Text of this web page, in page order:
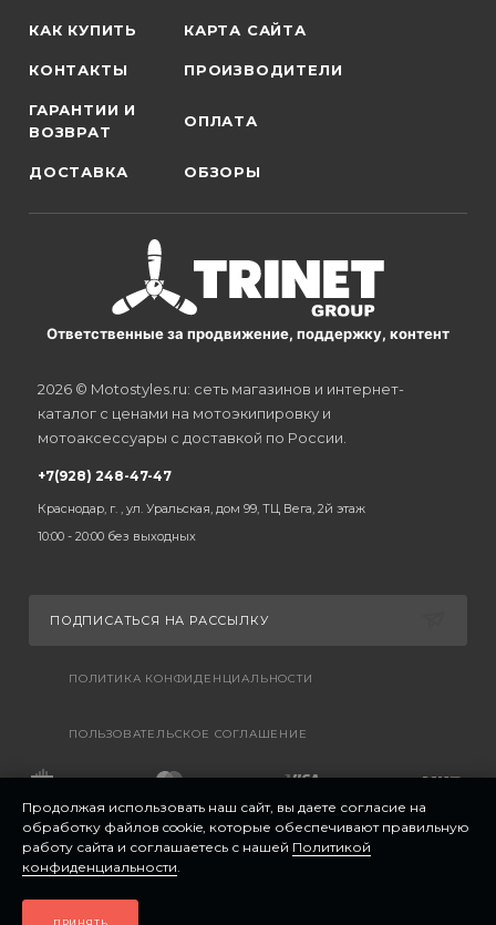
КАК КУПИТЬ КАРТА САЙТА
КОНТАКТЫ ПРОИЗВОДИТЕЛИ
ГАРАНТИИ И
ВОЗВРАТ
ОПЛАТА
ДОСТАВКА ОБЗОРЫ
Ответственные за продвижение, поддержку, контент
2026 © Motostyles.ru: сеть магазинов и интернет-
каталог с ценами на мотоэкипировку и
мотоаксессуары с доставкой по России.
+7(928) 248-47-47
Краснодар, г. , ул. Уральская, дом 99, ТЦ Вега, 2й этаж
10:00 - 20:00 без выходных
ПОДПИСАТЬСЯ НА РАССЫЛКУ
ПОЛИТИКА КОНФИДЕНЦИАЛЬНОСТИ
ПОЛЬЗОВАТЕЛЬСКОЕ СОГЛАШЕНИЕ
Продолжая использовать наш сайт, вы даете согласие на
обработку файлов cookie, которые обеспечивают правильную
работу сайта и соглашаетесь с нашей Политикой
конфиденциальности.